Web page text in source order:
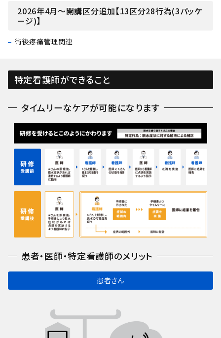
2026年4月～開講区分追加【13区分28行為(3パッケ
ージ)】
術後疼痛管理関連
特定看護師ができること
タイムリーなケアが可能になります
患者・医師・特定看護師のメリット
患者さん